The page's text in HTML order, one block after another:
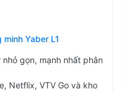
Yaber L1
gọn, mạnh nhất phân
Netflix, VTV Go và kho